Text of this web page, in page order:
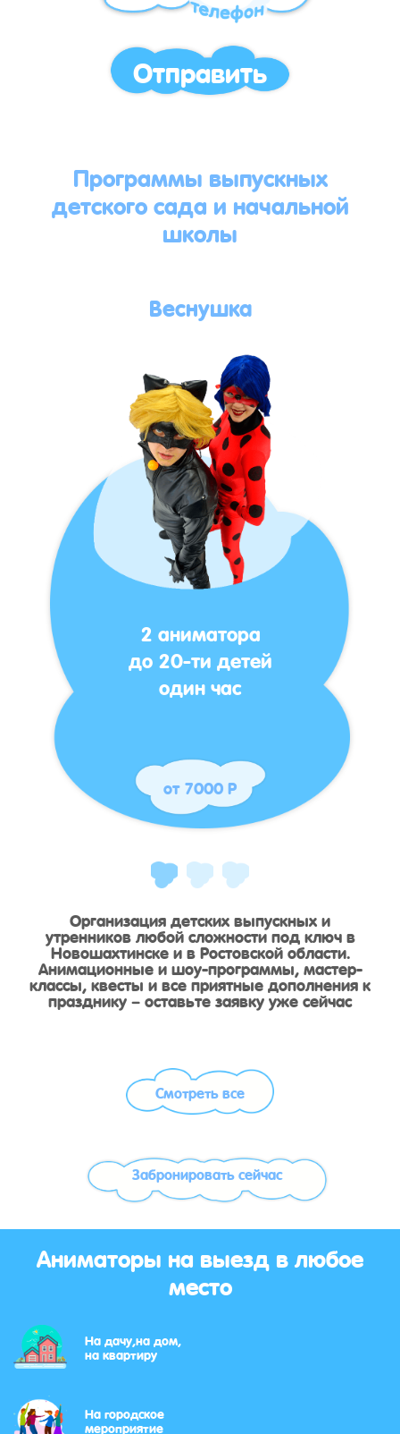
Отправить
Программы выпускных
детского сада и начальной
школы
Веснушка
2 аниматора
до 20-ти детей
один час
от 7000 Р
Организация детских выпускных и
утренников любой сложности под ключ в
Новошахтинске и в Ростовской области.
Анимационные и шоу-программы, мастер-
классы, квесты и все приятные дополнения к
празднику – оставьте заявку уже сейчас
Смотреть все
Забронировать сейчас
Аниматоры на выезд в любое
место
На дачу,на дом,
на квартиру
На городское
мероприятие